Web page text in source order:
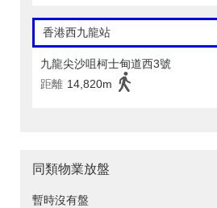
香港西九龍站
九龍尖沙咀柯士甸道西3號
距離 14,820m
同類物業放盤
暫時沒有盤